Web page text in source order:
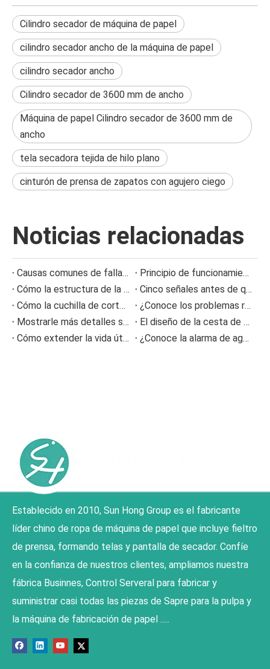
Cilindro secador de máquina de papel
cilindro secador ancho de la máquina de papel
cilindro secador ancho
Cilindro secador de 3600 mm de ancho
Máquina de papel Cilindro secador de 3600 mm de
ancho
tela secadora tejida de hilo plano
cinturón de prensa de zapatos con agujero ciego
Noticias relacionadas
Causas comunes de falla de las boquillas de aspersión y cómo prevenir problemas de aspersión
Principio de funcionamiento del fuelle de aire y prevención de fallas
Cómo la estructura de la varilla dosificadora de la máquina de recubrimiento afecta la calidad del recubrimiento
Cinco señales antes de que la prensa se sintiera obstruida
Cómo la cuchilla de corte NC reduce la acumulación de restos de papel en la producción de cartón corrugado
¿Conoce los problemas relacionados con el fieltro prensado durante el proceso de fabricación del papel?
Mostrarle más detalles sobre la información sobre el desgaste de la tela formadora de poliéster
El diseño de la cesta de malla tipo ranura
Cómo extender la vida útil del fieltro prensado en máquinas de papel
¿Conoce la alarma de agotamiento del fieltro y del cable?
Establecido en 2010, Sun Hong Group es el fabricante
líder chino de ropa de máquina de papel que incluye fieltro
de prensa, formando telas y pantalla de secador. Confíe
en la confianza de nuestros clientes, ampliamos nuestra
fábrica Businnes, Control Serveral para fabricar y
suministrar casi todas las piezas de Sapre para la pulpa y
la máquina de fabricación de papel .....